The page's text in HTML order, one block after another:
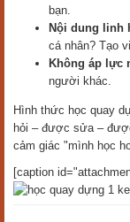
bạn.
Nội dung linh
cá nhân? Tạo
Không áp lực
người khác.
Hình thức học quay
hỏi – được sửa –
cảm giác "mình học
[caption